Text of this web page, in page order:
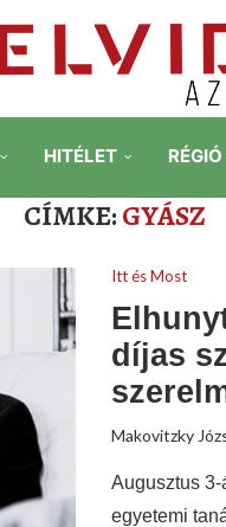
HITÉLET RÉGIÓ
CÍMKE:GYÁSZ
Itt és Most
díjas
Makovitzky
Augusztus
egyetemi